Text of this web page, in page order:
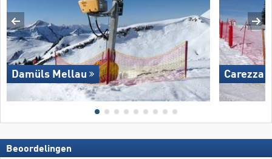
Damüls Mellau Carezza
Beoordelingen